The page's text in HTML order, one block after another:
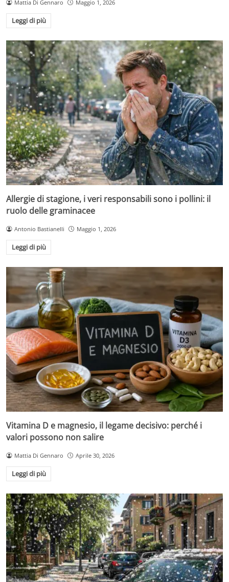
Mattia Di Gennaro Maggio 1, 2026
Leggi di più
Allergie di stagione, i veri responsabili sono i pollini: il
ruolo delle graminacee
Antonio Bastianelli Maggio 1, 2026
Leggi di più
Vitamina D e magnesio, il legame decisivo: perché i
valori possono non salire
Mattia Di Gennaro Aprile 30, 2026
Leggi di più